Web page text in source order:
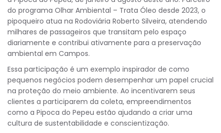
do programa Olhar Ambiental – Trata Óleo desde 2023, o
pipoqueiro atua na Rodoviária Roberto Silveira, atendendo
milhares de passageiros que transitam pelo espaço
diariamente e contribui ativamente para a preservação
ambiental em Campos.
Essa participação é um exemplo inspirador de como
pequenos negócios podem desempenhar um papel crucial
na proteção do meio ambiente. Ao incentivarem seus
clientes a participarem da coleta, empreendimentos
como a Pipoca do Pepeu estão ajudando a criar uma
cultura de sustentabilidade e conscientização.